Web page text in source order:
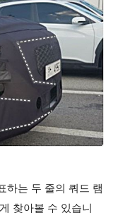
하는 두 줄의 쿼드 램
찾아볼 수 있습니